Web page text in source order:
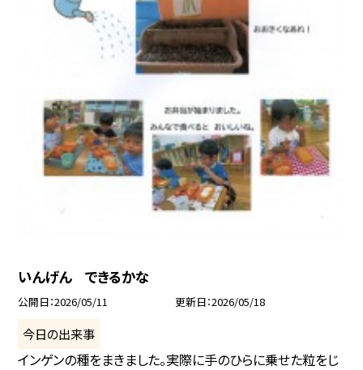
いんげん できるかな
公開日 2026/05/11 更新日 2026/05/18
今日の出来事
インゲンの種をまきました。実際に手のひらに乗せた粒をじ